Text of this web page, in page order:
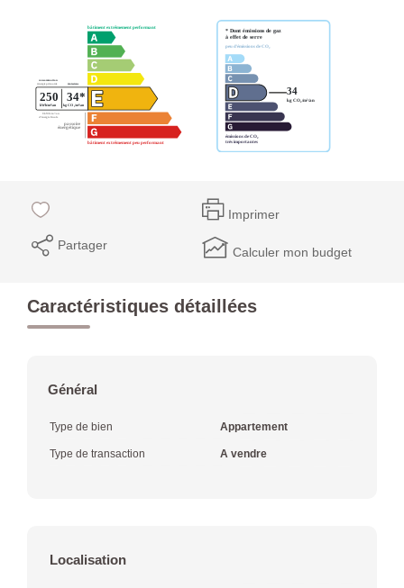
Imprimer
Partager Calculer mon budget
Caractéristiques détaillées
Général
Type de bien Appartement
Type de transaction A vendre
Localisation